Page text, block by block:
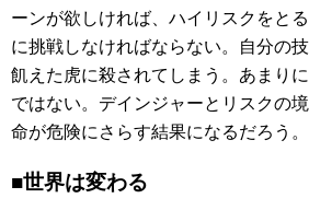
ーンが欲しければ、ハイリスクをと
に挑戦しなければならない。自分の
飢えた虎に殺されてしまう。あまり
ではない。デインジャーとリスクの
命が危険にさらす結果になるだろう。
■世界は変わる